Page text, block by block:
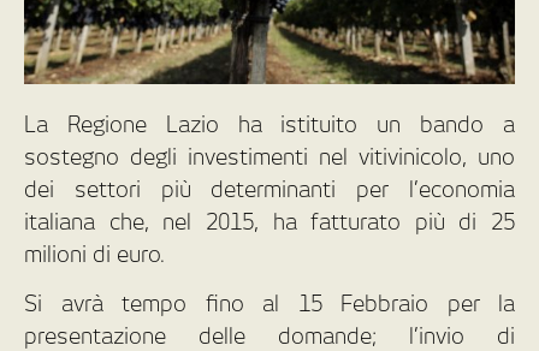
La Regione Lazio ha istituito un bando a
sostegno degli investimenti nel vitivinicolo, uno
dei settori più determinanti per l’economia
italiana che, nel 2015, ha fatturato più di 25
milioni di euro.
Si avrà tempo fino al 15 Febbraio per la
presentazione delle domande; l’invio di